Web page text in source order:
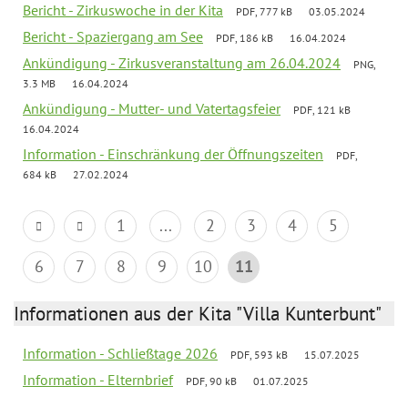
Bericht - Zirkuswoche in der Kita PDF, 777 kB 03.05.2024
Bericht - Spaziergang am See PDF, 186 kB 16.04.2024
Ankündigung - Zirkusveranstaltung am 26.04.2024
PNG,
3.3 MB
16.04.2024
Ankündigung - Mutter- und Vatertagsfeier
PDF, 121 kB
16.04.2024
Information - Einschränkung der Öffnungszeiten
PDF,
684 kB
27.02.2024
1 ... 2 3 4
5
6
7 8 9 10 11
Informationen aus der Kita "Villa Kunterbunt"
Information - Schließtage 2026 PDF, 593 kB 15.07.2025
Information - Elternbrief PDF, 90 kB 01.07.2025